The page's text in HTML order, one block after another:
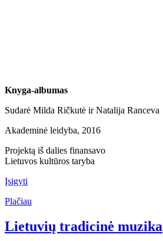
Knyga-albumas
Sudarė Milda Ričkutė ir Natalija Ranceva
Akademinė leidyba, 2016
Projektą iš dalies finansavo
Lietuvos kultūros taryba
Įsigyti
Plačiau
Lietuvių tradicinė muzika